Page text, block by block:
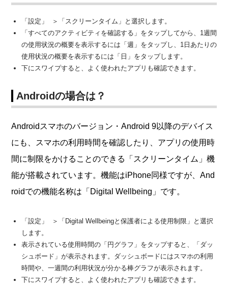
「設定」 ＞「スクリーンタイム」と選択します。
「すべてのアクティビティを確認する」をタップしてから、1週間
の使用状況の概要を表示するには「週」をタップし、1日あたりの
使用状況の概要を表示するには「日」をタップします。
下にスワイプすると、よく使われたアプリも確認できます。
Androidの場合は？
Androidスマホのバージョン・Android 9以降のデバイス
にも、スマホの利用時間を確認したり、アプリの使用時
間に制限をかけることのできる「スクリーンタイム」機
能が搭載されています。機能はiPhone同様ですが、And
roidでの機能名称は「Digital Wellbeing」です。
「設定」 ＞「Digital Wellbeingと保護者による使用制限」と選択
します。
表示されている使用時間の「円グラフ」をタップすると、「ダッ
シュボード」が表示されます。ダッシュボードにはスマホの利用
時間や、一週間の利用状況が分かる棒グラフが表示されます。
下にスワイプすると、よく使われたアプリも確認できます。